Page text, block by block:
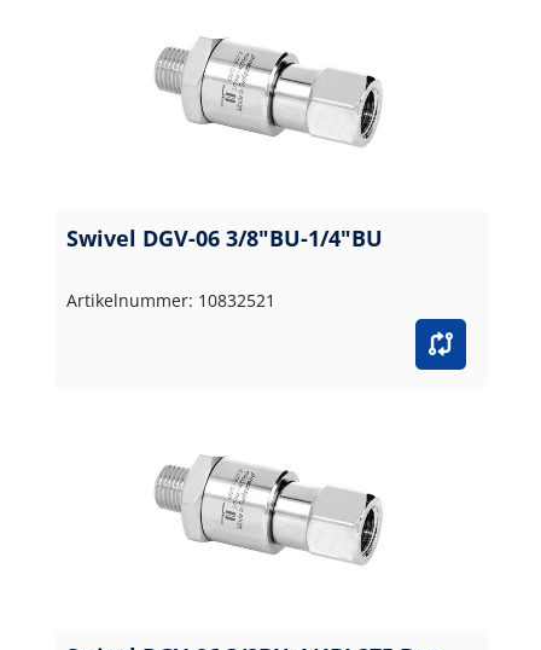
Swivel DGV-06 3/8"BU-1/4"BU
Artikelnummer: 10832521